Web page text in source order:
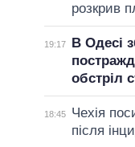
розкрив
19:17
В Одесі
обстріл
18:45
Чехія
після